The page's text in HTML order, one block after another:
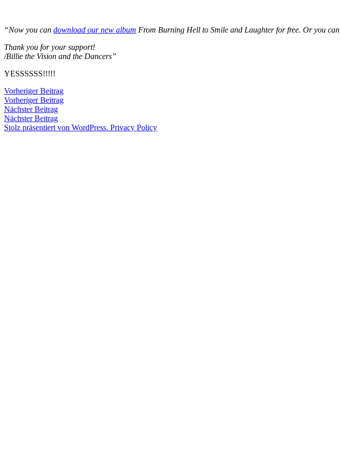
springen
von
Juni
Januar
2020
einen
zu
“Now you can download our new album From Burning Hell to Smile and Laughter for free. Or you can
Thank you for your support!
/Billie the Vision and the Dancers”
YESSSSSS!!!!!
Veröffentlicht
von
snhpfr
2.
Juni
20104.
Januar
Veröffentlicht
in
Uncategorized
Beitragsnavigation
Vorheriger BeitragVorheriger
Beitrag:
Vorheriger Beitrag
Nächster BeitragNächster
Beitrag:
Nächster Beitrag
Stolz präsentiert von WordPress. Privacy Policy